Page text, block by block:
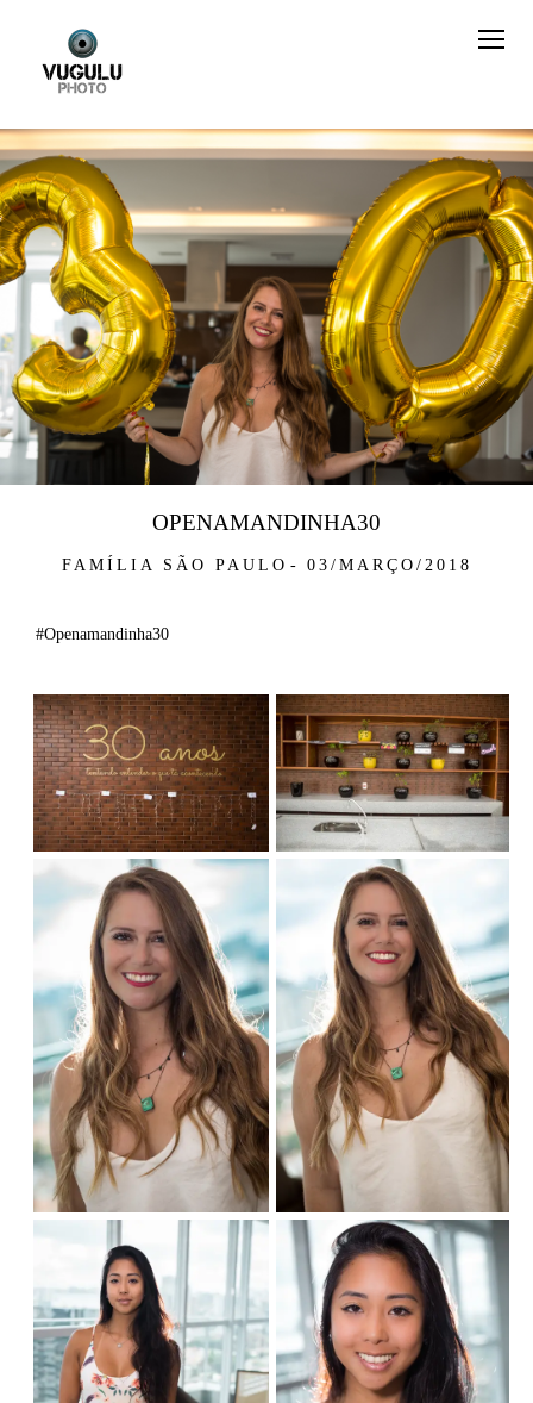
FAMÍLIA SÃO PAULO 03/MARÇO/2018
OPENAMANDINHA30
#Openamandinha30